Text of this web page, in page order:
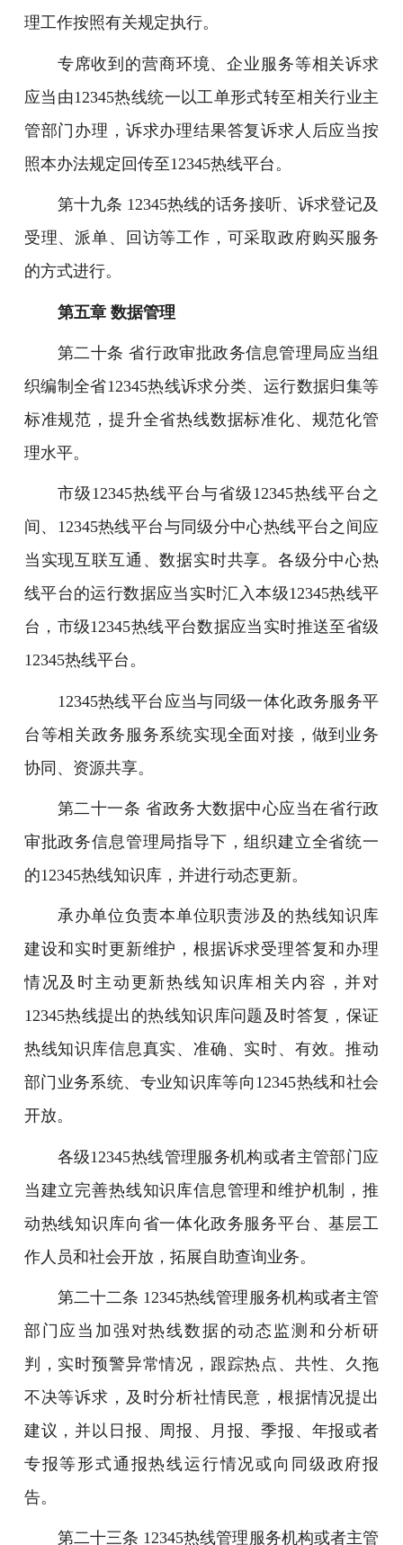
理工作按照有关规定执行。
专席收到的营商环境、企业服务等相关诉求
应当由12345热线统一以工单形式转至相关行业主
管部门办理，诉求办理结果答复诉求人后应当按
照本办法规定回传至12345热线平台。
第十九条 12345热线的话务接听、诉求登记及
受理、派单、回访等工作，可采取政府购买服务
的方式进行。
第五章 数据管理
第二十条 省行政审批政务信息管理局应当组
织编制全省12345热线诉求分类、运行数据归集等
标准规范，提升全省热线数据标准化、规范化管
理水平。
市级12345热线平台与省级12345热线平台之
间、12345热线平台与同级分中心热线平台之间应
当实现互联互通、数据实时共享。各级分中心热
线平台的运行数据应当实时汇入本级12345热线平
台，市级12345热线平台数据应当实时推送至省级
12345热线平台。
12345热线平台应当与同级一体化政务服务平
台等相关政务服务系统实现全面对接，做到业务
协同、资源共享。
第二十一条 省政务大数据中心应当在省行政
审批政务信息管理局指导下，组织建立全省统一
的12345热线知识库，并进行动态更新。
承办单位负责本单位职责涉及的热线知识库
建设和实时更新维护，根据诉求受理答复和办理
情况及时主动更新热线知识库相关内容，并对
12345热线提出的热线知识库问题及时答复，保证
热线知识库信息真实、准确、实时、有效。推动
部门业务系统、专业知识库等向12345热线和社会
开放。
各级12345热线管理服务机构或者主管部门应
当建立完善热线知识库信息管理和维护机制，推
动热线知识库向省一体化政务服务平台、基层工
作人员和社会开放，拓展自助查询业务。
第二十二条 12345热线管理服务机构或者主管
部门应当加强对热线数据的动态监测和分析研
判，实时预警异常情况，跟踪热点、共性、久拖
不决等诉求，及时分析社情民意，根据情况提出
建议，并以日报、周报、月报、季报、年报或者
专报等形式通报热线运行情况或向同级政府报
告。
第二十三条 12345热线管理服务机构或者主管